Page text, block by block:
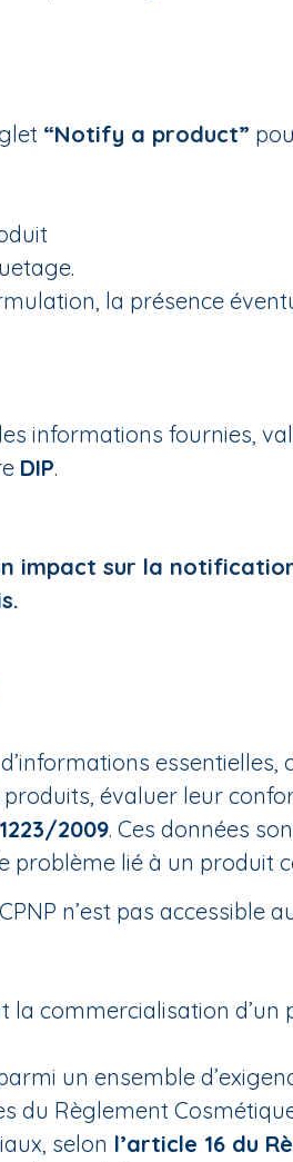
“Notify a product”
la présence
informations fournies,
DIP.
impact sur la
évaluer leur
2009. Ces données
problème lié à un produit
n’est pas accessible
commercialisation d’un
un ensemble
du Règlement
selon l’article 16 du